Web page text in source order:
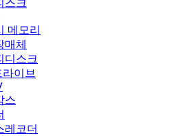
스크
메모리
매체
디스크
이브
스
레코더